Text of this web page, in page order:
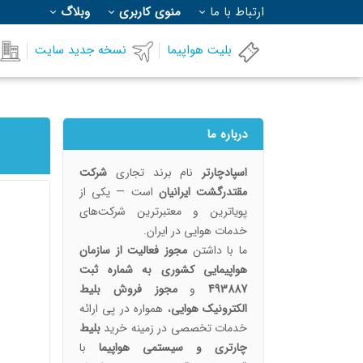
بلیت هواپیما نسخه جدید سایت
ارتباط با ما منوی کاربری وبلاگ
درباره ما
اسپادچارتر نام برند تجاری شرکت
مقتدرگشت ایرانیان است — یکی از
پویا‌ترین و معتبرترین شرکت‌های
خدمات هوایی در ایران.
ما با داشتن مجوز فعالیت از سازمان
هواپیمایی کشوری به شماره ثبت
493887 ومجوز فروش بلیط
الکترونیک هوایی، همواره در پی ارائه
خدمات تخصصی در زمینه خرید بلیط
چارتری و سیستمی هواپیما با